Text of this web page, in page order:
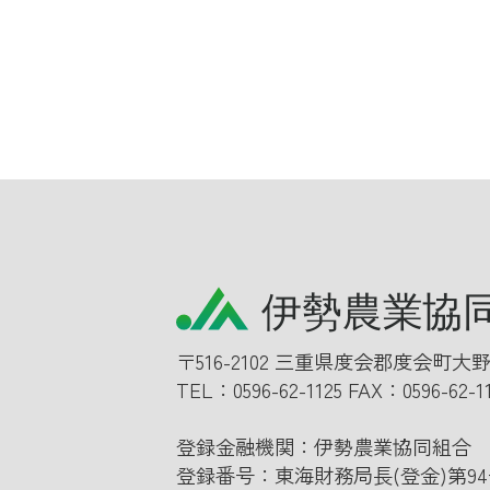
〒516-2102 三重県度会郡度会町大
TEL： 0596-62-1125 FAX：0596-62-
登録金融機関：伊勢農業協同組合
登録番号：東海財務局長(登金)第